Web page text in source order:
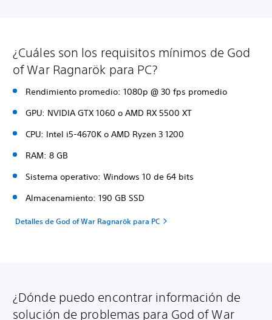
¿Cuáles son los requisitos mínimos de God
of War Ragnarök para PC?
Rendimiento promedio: 1080p @ 30 fps promedio
GPU: NVIDIA GTX 1060 o AMD RX 5500 XT
CPU: Intel i5-4670K o AMD Ryzen 3 1200
RAM: 8 GB
Sistema operativo: Windows 10 de 64 bits
Almacenamiento: 190 GB SSD
Detalles de God of War Ragnarök para PC
¿Dónde puedo encontrar información de
solución de problemas para God of War